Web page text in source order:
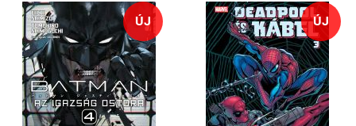
ÚJ ÚJ